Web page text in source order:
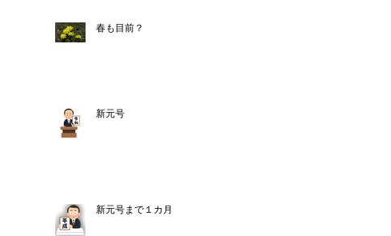
春も目前？
新元号
新元号まで１カ月